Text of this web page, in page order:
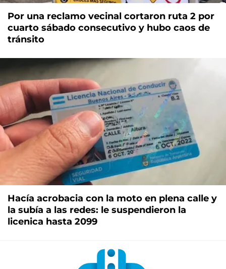
Por una reclamo vecinal cortaron ruta 2 por
cuarto sábado consecutivo y hubo caos de
tránsito
Hacía acrobacia con la moto en plena calle y
la subía a las redes: le suspendieron la
licenica hasta 2099